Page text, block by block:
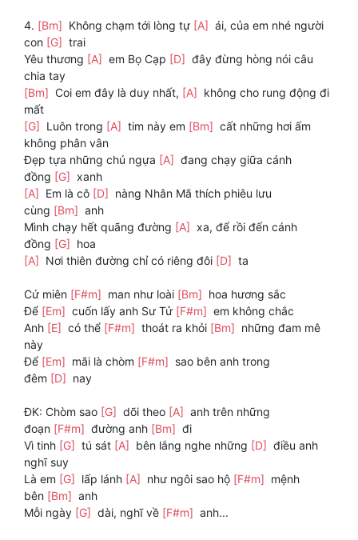
4. [Bm] Không chạm tới lòng tự [A] ái, của em nhé người
con [G] trai
Yêu thương [A] em Bọ Cạp [D] đây đừng hòng nói câu
chia tay
[Bm] Coi em đây là duy nhất, [A] không cho rung động đi
mất
[G] Luôn trong [A] tim này em [Bm] cất những hơi ấm
không phân vân
Đẹp tựa những chú ngựa [A] đang chạy giữa cánh
đồng [G] xanh
[A] Em là cô [D] nàng Nhân Mã thích phiêu lưu
cùng [Bm] anh
Mình chạy hết quãng đường [A] xa, để rồi đến cánh
đồng [G] hoa
[A] Nơi thiên đường chỉ có riêng đôi [D] ta
Cứ miên [F#m] man như loài [Bm] hoa hương sắc
Để [Em] cuốn lấy anh Sư Tử [F#m] em không chắc
Anh [E] có thể [F#m] thoát ra khỏi [Bm] những đam mê
này
Để [Em] mãi là chòm [F#m] sao bên anh trong
đêm [D] nay
ĐK: Chòm sao [G] dõi theo [A] anh trên những
đoạn [F#m] đường anh [Bm] đi
Vì tinh [G] tú sát [A] bên lắng nghe những [D] điều anh
nghĩ suy
Là em [G] lấp lánh [A] như ngôi sao hộ [F#m] mệnh
bên [Bm] anh
Mỗi ngày [G] dài, nghĩ về [F#m] anh...